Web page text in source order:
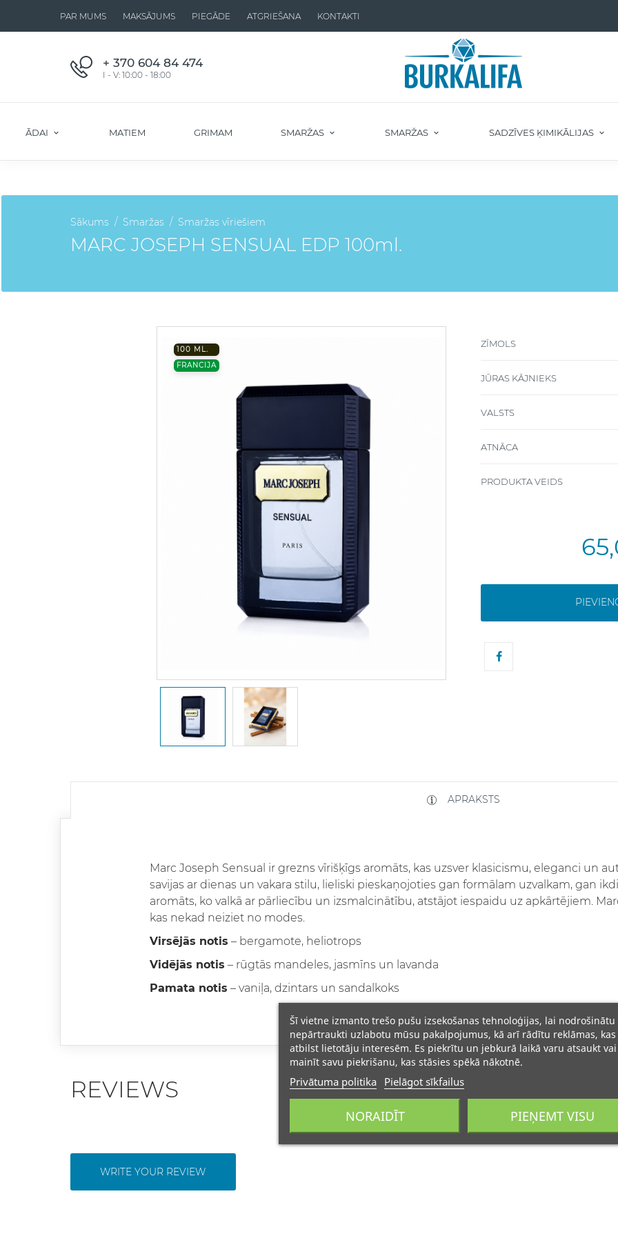
PAR MUMS MAKSĀJUMS PIEGĀDE ATGRIEŠANA KONTAKTI
+ 370 604 84 474
I - V: 10:00 - 18:00
ĀDAI MATIEM GRIMAM SMARŽAS SMARŽAS SADZĪVES ĶIMIKĀLIJAS
Sākums Smaržas Smaržas vīriešiem
MARC JOSEPH SENSUAL EDP 100ml.
100 ML.
FRANCIJA
ZĪMOLS
JŪRAS KĀJNIEKS
VALSTS
ATNĀCA
PRODUKTA VEIDS
APRAKSTS
Marc Joseph Sensual ir grezns vīrišķīgs aromāts, kas uzsver klasicismu, eleganci un
savijas ar dienas un vakara stilu, lieliski pieskaņojoties gan formālam uzvalkam, gan
aromāts, ko valkā ar pārliecību un izsmalcinātību, atstājot iespaidu uz apkārtējiem.
kas nekad neiziet no modes.
Virsējās notis – bergamote, heliotrops
Vidējās notis – rūgtās mandeles, jasmīns un lavanda
Pamata notis – vaniļa, dzintars un sandalkoks
REVIEWS
WRITE YOUR REVIEW
Šī vietne izmanto trešo pušu izsekošanas tehnoloģijas, lai nodrošinātu
nepārtraukti uzlabotu mūsu pakalpojumus, kā arī rādītu reklāmas, kas
atbilst lietotāju interesēm. Es piekrītu un jebkurā laikā varu atsaukt vai
mainīt savu piekrišanu, kas stāsies spēkā nākotnē.
Privātuma politika Pielāgot sīkfailus
NORAIDĪT PIEŅEMT VISU